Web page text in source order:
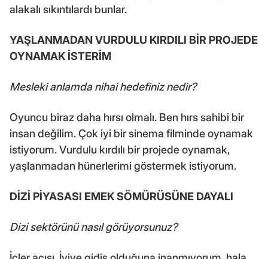
alakalı sıkıntılardı bunlar.
YAŞLANMADAN VURDULU KIRDILI BİR PROJEDE
OYNAMAK İSTERİM
Mesleki anlamda nihai hedefiniz nedir?
Oyuncu biraz daha hırsı olmalı. Ben hırs sahibi bir
insan değilim. Çok iyi bir sinema filminde oynamak
istiyorum. Vurdulu kırdılı bir projede oynamak,
yaşlanmadan hünerlerimi göstermek istiyorum.
DİZİ PİYASASI EMEK SÖMÜRÜSÜNE DAYALI
Dizi sektörünü nasıl görüyorsunuz?